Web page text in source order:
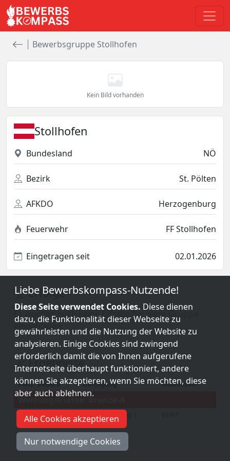
Bewerbsgruppe Stollhofen
Kein Bild vorhanden
Stollhofen
Bundesland NÖ
Bezirk St. Pölten
AFKDO Herzogenburg
Feuerwehr FF Stollhofen
Eingetragen seit 02.01.2026
Erfolge
Es wurden noch keine Erfolge für diese Gruppe
eingetragen.
Ergebnisse
Platz Bewerb Durchgang Gesamtzeit
Wertungsklasse: Bronze-A
Hausheim Grunddurchgang 1
Liebe Bewerbskompass-Nutzende!
Diese Seite verwendet Cookies. Diese dienen
dazu, die Funktionalität dieser Webseite zu
gewährleisten und die Nutzung der Website zu
analysieren. Einige Cookies sind zwingend
erforderlich damit die von Ihnen aufgerufene
Internetseite überhaupt funktioniert, andere
können Sie akzeptieren, wenn Sie möchten, diese
aber auch ablehnen.
Alle Cookies akzeptieren
Nur notwendige Cookies